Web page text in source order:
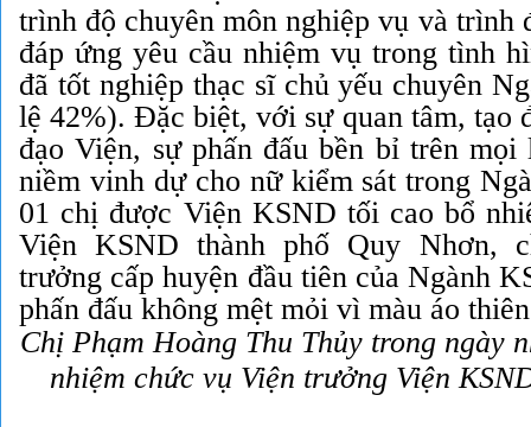
trình độ chuyên môn nghiệp vụ và trình
đáp ứng yêu cầu nhiệm vụ trong tình
đã tốt nghiệp thạc sĩ chủ yếu chuyên
lệ 42%). Đặc biệt, với sự quan tâm, tạo
đạo Viện, sự phấn đấu bền bỉ trên
niềm vinh dự cho nữ kiểm sát trong
01 chị được Viện KSND tối cao bổ
Viện KSND thành phố Quy Nhơn,
trưởng cấp huyện đầu tiên của Ngành
phấn đấu không mệt mỏi vì màu áo
Chị Phạm Hoàng Thu Thủy trong ngày
nhiệm chức vụ Viện trưởng Viện